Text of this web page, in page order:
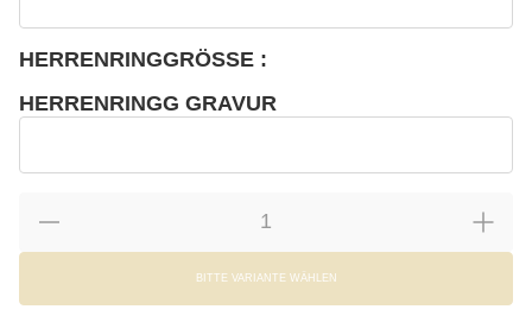
HERRENRINGGRÖSSE :
HERRENRINGG GRAVUR
BITTE VARIANTE WÄHLEN